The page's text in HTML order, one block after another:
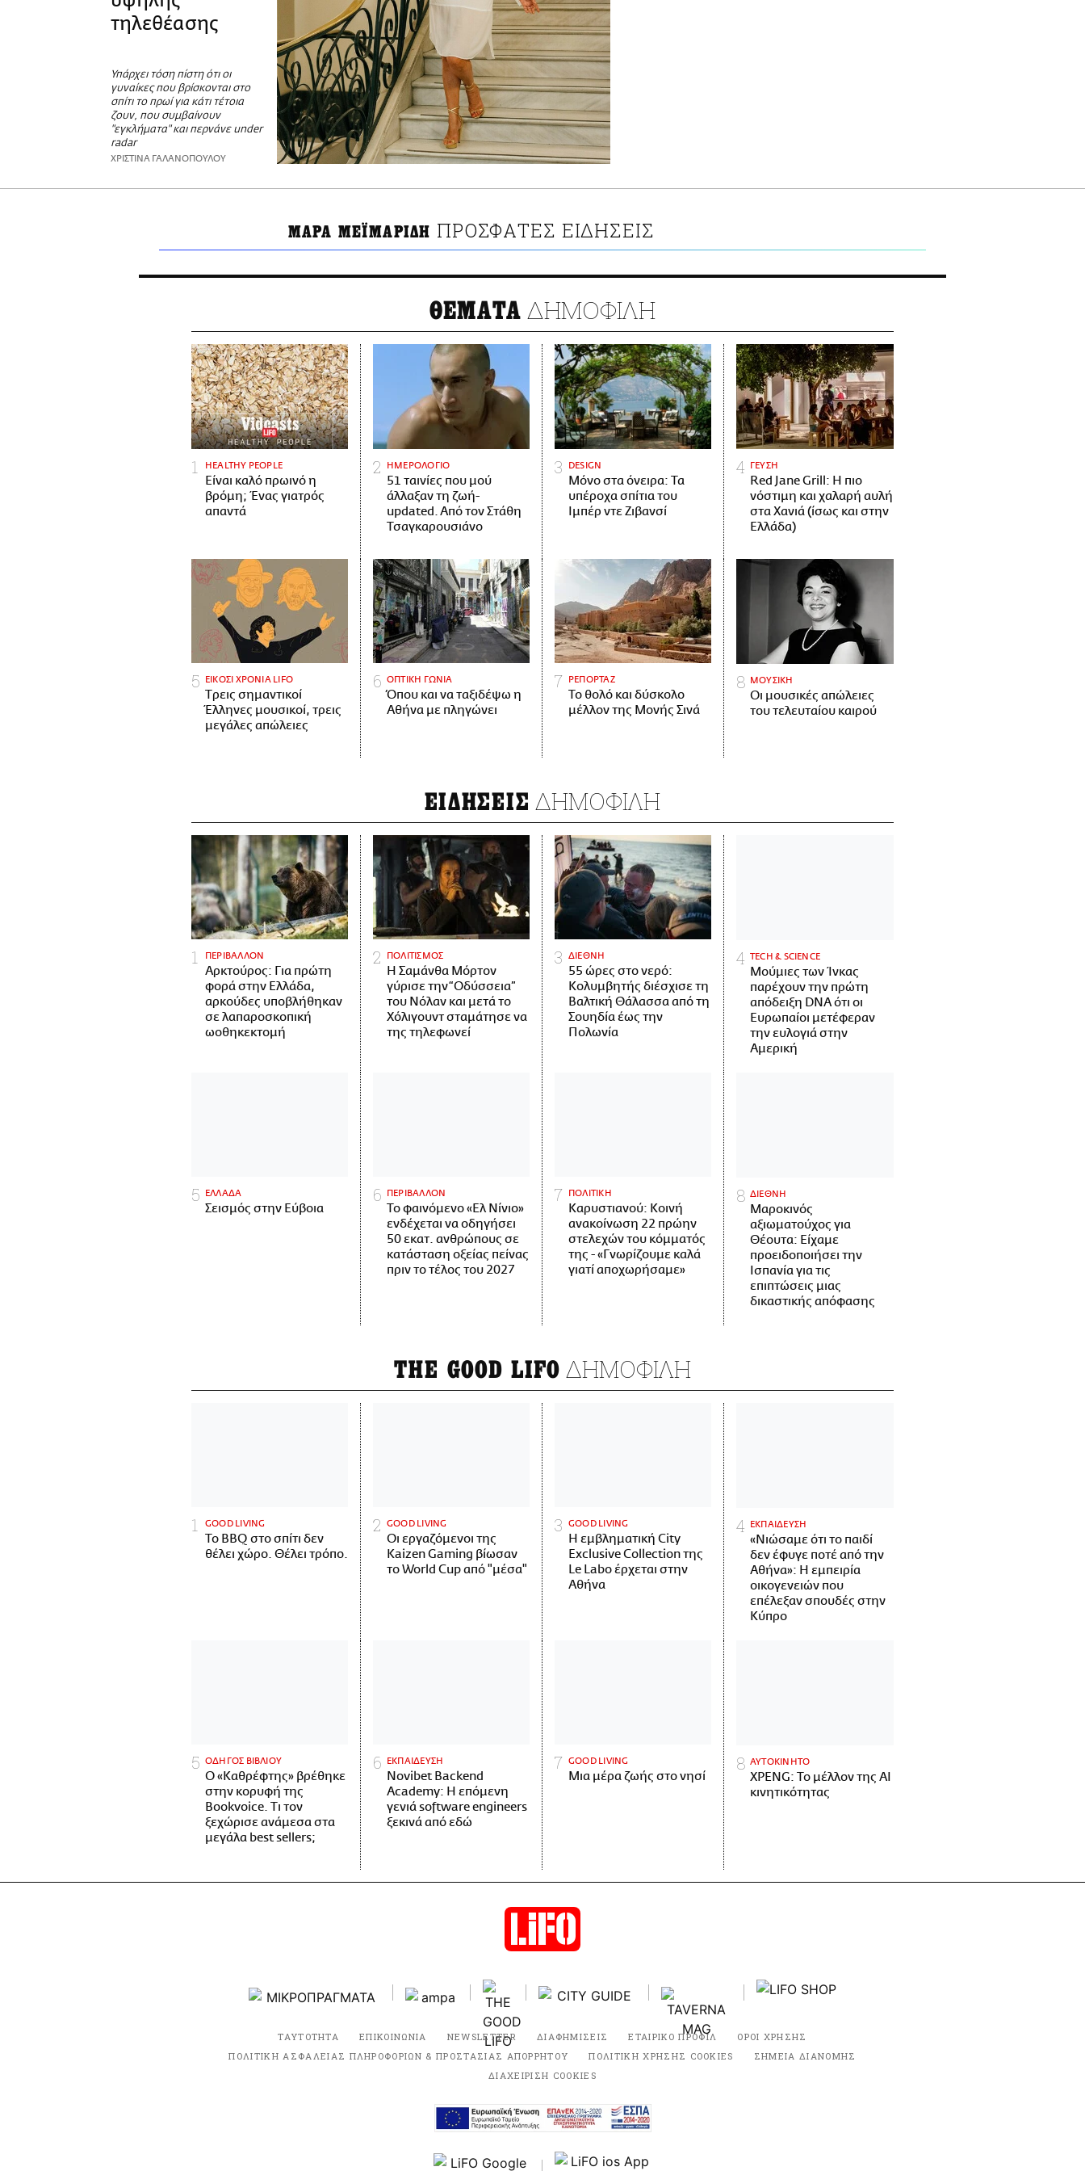
τηλεθέασης
Υπάρχει τόση πίστη ότι οι
γυναίκες που βρίσκονται στο
σπίτι το πρωί για κάτι τέτοια
ζουν, που συμβαίνουν
"εγκλήματα" και περνάνε under
radar
ΧΡΙΣΤΙΝΑ ΓΑΛΑΝΟΠΟΥΛΟΥ
ΜΑΡΑ ΜΕΪΜΑΡΙΔΗ ΠΡΟΣΦΑΤΕΣ ΕΙΔΗΣΕΙΣ
ΘΕΜΑΤΑ ΔΗΜΟΦΙΛΗ
HEALTHY PEOPLE
Είναι καλό πρωινό η
βρόμη; Ένας γιατρός
απαντά
ΗΜΕΡΟΛΟΓΙΟ
51 ταινίες που μού
άλλαξαν τη ζωή-
updated. Aπό τον Στάθη
Τσαγκαρουσιάνο
DESIGN
Μόνο στα όνειρα: Τα
υπέροχα σπίτια του
Ιμπέρ ντε Ζιβανσί
ΓΕΥΣΗ
Red Jane Grill: Η πιο
νόστιμη και χαλαρή αυλή
στα Χανιά (ίσως και στην
Ελλάδα)
ΕΙΚΟΣΙ ΧΡΟΝΙΑ LIFO
Tρεις σημαντικοί
Έλληνες μουσικοί, τρεις
μεγάλες απώλειες
ΟΠΤΙΚΗ ΓΩΝΙΑ
Όπου και να ταξιδέψω η
Αθήνα με πληγώνει
ΡΕΠΟΡΤΑΖ
Το θολό και δύσκολο
μέλλον της Μονής Σινά
ΜΟΥΣΙΚΗ
Οι μουσικές απώλειες
του τελευταίου καιρού
ΕΙΔΗΣΕΙΣ ΔΗΜΟΦΙΛΗ
ΠΕΡΙΒΑΛΛΟΝ
Αρκτούρος: Για πρώτη
φορά στην Ελλάδα,
αρκούδες υποβλήθηκαν
σε λαπαροσκοπική
ωοθηκεκτομή
ΠΟΛΙΤΙΣΜΟΣ
Η Σαμάνθα Μόρτον
γύρισε την “Οδύσσεια”
του Νόλαν και μετά το
Χόλιγουντ σταμάτησε να
της τηλεφωνεί
ΔΙΕΘΝΗ
55 ώρες στο νερό:
Κολυμβητής διέσχισε τη
Βαλτική Θάλασσα από τη
Σουηδία έως την
Πολωνία
ΤECH & SCIENCE
Μούμιες των Ίνκας
παρέχουν την πρώτη
απόδειξη DNA ότι οι
Ευρωπαίοι μετέφεραν
την ευλογιά στην
Αμερική
ΕΛΛΑΔΑ
Σεισμός στην Εύβοια
ΠΕΡΙΒΑΛΛΟΝ
Το φαινόμενο «Ελ Νίνιο»
ενδέχεται να οδηγήσει
50 εκατ. ανθρώπους σε
κατάσταση οξείας πείνας
πριν το τέλος του 2027
ΠΟΛΙΤΙΚΗ
Καρυστιανού: Κοινή
ανακοίνωση 22 πρώην
στελεχών του κόμματός
της - «Γνωρίζουμε καλά
γιατί αποχωρήσαμε»
ΔΙΕΘΝΗ
Μαροκινός
αξιωματούχος για
Θέουτα: Είχαμε
προειδοποιήσει την
Ισπανία για τις
επιπτώσεις μιας
δικαστικής απόφασης
THE GOOD LIFO ΔΗΜΟΦΙΛΗ
GOOD LIVING
Το BBQ στο σπίτι δεν
θέλει χώρο. Θέλει τρόπο.
GOOD LIVING
Οι εργαζόμενοι της
Kaizen Gaming βίωσαν
το World Cup από "μέσα"
GOOD LIVING
Η εμβληματική City
Exclusive Collection της
Le Labo έρχεται στην
Αθήνα
ΕΚΠΑΙΔΕΥΣΗ
«Νιώσαμε ότι το παιδί
δεν έφυγε ποτέ από την
Αθήνα»: Η εμπειρία
οικογενειών που
επέλεξαν σπουδές στην
Κύπρο
ΟΔΗΓΟΣ ΒΙΒΛΙΟΥ
Ο «Καθρέφτης» βρέθηκε
στην κορυφή της
Bookvoice. Τι τον
ξεχώρισε ανάμεσα στα
μεγάλα best sellers;
ΕΚΠΑΙΔΕΥΣΗ
Novibet Backend
Academy: Η επόμενη
γενιά software engineers
ξεκινά από εδώ
GOOD LIVING
Μια μέρα ζωής στο νησί
ΑΥΤΟΚΙΝΗΤΟ
XPENG: Το μέλλον της AI
κινητικότητας
ΤΑΥΤΟΤΗΤΑ ΕΠΙΚΟΙΝΩΝΙΑ NEWSLETTER ΔΙΑΦΗΜΙΣΕΙΣ ΕΤΑΙΡΙΚΟ ΠΡΟΦΙΛ
ΟΡΟΙ ΧΡΗΣΗΣ
ΠΟΛΙΤΙΚΗ ΑΣΦΑΛΕΙΑΣ ΠΛΗΡΟΦΟΡΙΩΝ & ΠΡΟΣΤΑΣΙΑΣ ΑΠΟΡΡΗΤΟΥ
ΠΟΛΙΤΙΚΗ ΧΡΗΣΗΣ COOKIES
ΣΗΜΕΙΑ ΔΙΑΝΟΜΗΣ
ΔΙΑΧΕΙΡΙΣΗ COOKIES